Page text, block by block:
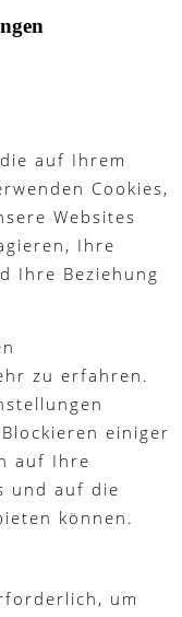
auf Ihrem
Cookies,
Websites
Ihre
Ihre Beziehung
zu erfahren.
einiger
auf Ihre
und auf die
können.
um